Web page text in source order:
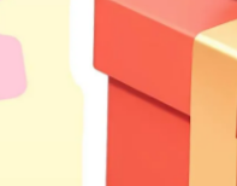
，但是所有人都被他嚇
了一件非常勇敢的事......